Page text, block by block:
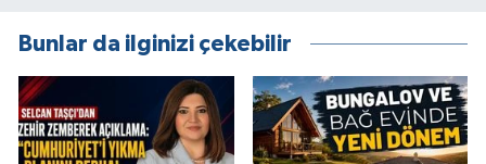
Bunlar da ilginizi çekebilir